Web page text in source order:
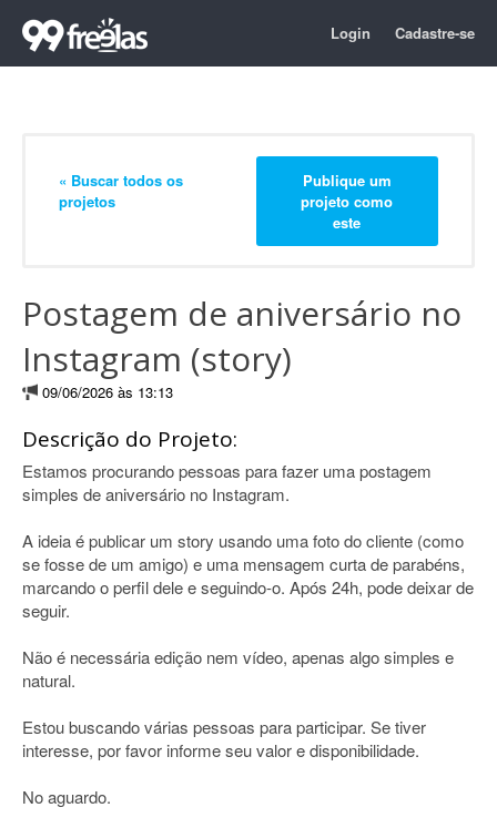
Login Cadastre-se
« Buscar todos os
projetos
Publique um
projeto como
este
Postagem de aniversário no
Instagram (story)
09/06/2026 às 13:13
Descrição do Projeto:
Estamos procurando pessoas para fazer uma postagem
simples de aniversário no Instagram.
A ideia é publicar um story usando uma foto do cliente (como
se fosse de um amigo) e uma mensagem curta de parabéns,
marcando o perfil dele e seguindo-o. Após 24h, pode deixar de
seguir.
Não é necessária edição nem vídeo, apenas algo simples e
natural.
Estou buscando várias pessoas para participar. Se tiver
interesse, por favor informe seu valor e disponibilidade.
No aguardo.